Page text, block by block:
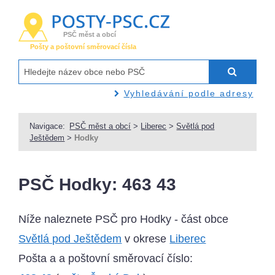
PSČ měst a obcí
Pošty a poštovní směrovací čísla
Vyhledávání podle adresy
Navigace: PSČ měst a obcí > Liberec >Světlá pod
Ještědem > Hodky
PSČ Hodky: 463 43
Níže naleznete PSČ pro Hodky - část obce
Světlá pod Ještědem v okrese Liberec
Pošta a a poštovní směrovací číslo: